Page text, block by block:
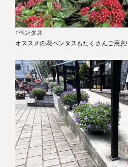
↑ペンタス
オススメの花ペンタスもたくさんご用意!